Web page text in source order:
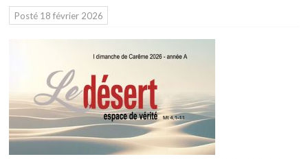
Posté 18 février 2026